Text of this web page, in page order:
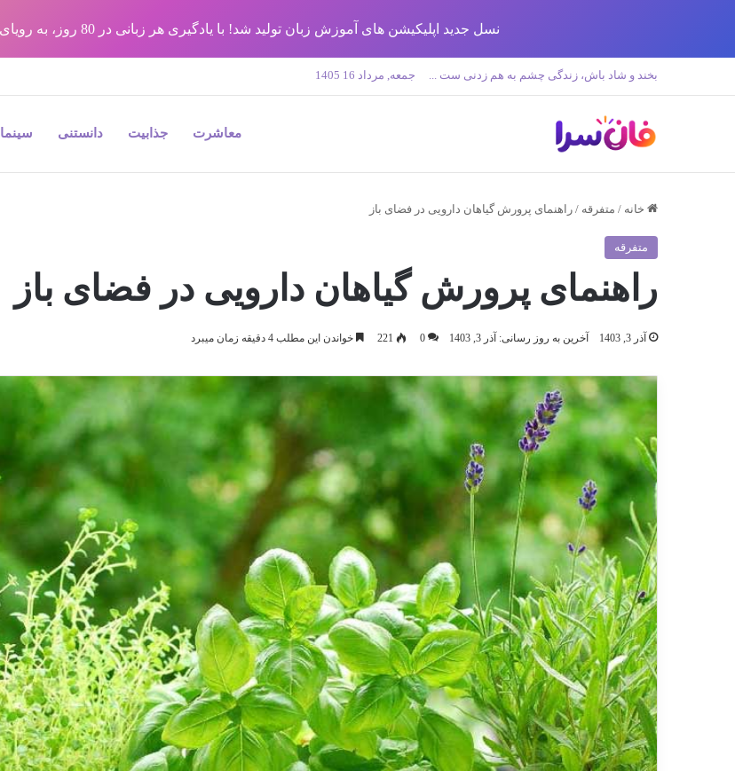
نسل جدید اپلیکیشن های آموزش زبان تولید شد! با یادگیری هر زبانی در 80 روز، به رویای مهاجرتت برس !!
بخند و شاد باش، زندگی چشم به هم زدنی ست ... جمعه, مرداد 16 1405
معاشرت
جذابیت دانستنی سینما
خانه / متفرقه / راهنمای پرورش گیاهان دارویی در فضای باز
متفرقه
راهنمای پرورش گیاهان دارویی در فضای باز
آذر 3, 1403 آخرین به روز رسانی: آذر 3, 1403 0
221 خواندن این مطلب 4 دقیقه زمان میبرد